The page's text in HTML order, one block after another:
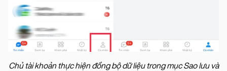
Chủ tài khoản thực hiện đồng bộ dữ liệu trong mục Sao lưu và